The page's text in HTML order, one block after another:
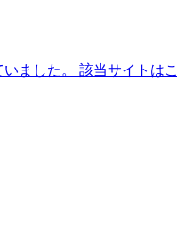
ました。 該当サイトは